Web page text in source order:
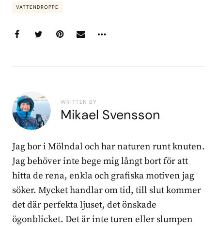
VATTENDROPPE
WRITTEN BY
Mikael Svensson
Jag bor i Mölndal och har naturen runt knuten.
Jag behöver inte bege mig långt bort för att
hitta de rena, enkla och grafiska motiven jag
söker. Mycket handlar om tid, till slut kommer
det där perfekta ljuset, det önskade
ögonblicket. Det är inte turen eller slumpen